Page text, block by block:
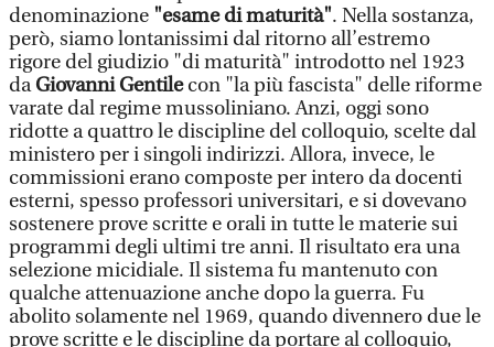
denominazione "esame di maturità". Nella sostanza,
però, siamo lontanissimi dal ritorno all’estremo
rigore del giudizio "di maturità" introdotto nel 1923
daGiovanni Gentilecon "la più fascista" delle riforme
varate dal regime mussoliniano. Anzi, oggi sono
ridotte a quattro le discipline del colloquio, scelte dal
ministero per i singoli indirizzi. Allora, invece, le
commissioni erano composte per intero da docenti
esterni, spesso professori universitari, e si dovevano
sostenere prove scritte e orali in tutte le materie sui
programmi degli ultimi tre anni. Il risultato era una
selezione micidiale. Il sistema fu mantenuto con
qualche attenuazione anche dopo la guerra. Fu
abolito solamente nel 1969, quando divennero due le
prove scritte e le discipline da portare al colloquio,